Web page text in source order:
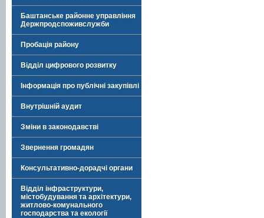
Баштанське районне управління
Держпродспоживслужби
Пробація району
Відділ цифрового розвитку
Інформація про публічні закупівлі
Внутрішній аудит
Зміни в законодавстві
Звернення громадян
Консультативно-дорадчі органи
Відділ інфраструктури,
містобудування та архітектури,
житлово-комунального
господарства та екології